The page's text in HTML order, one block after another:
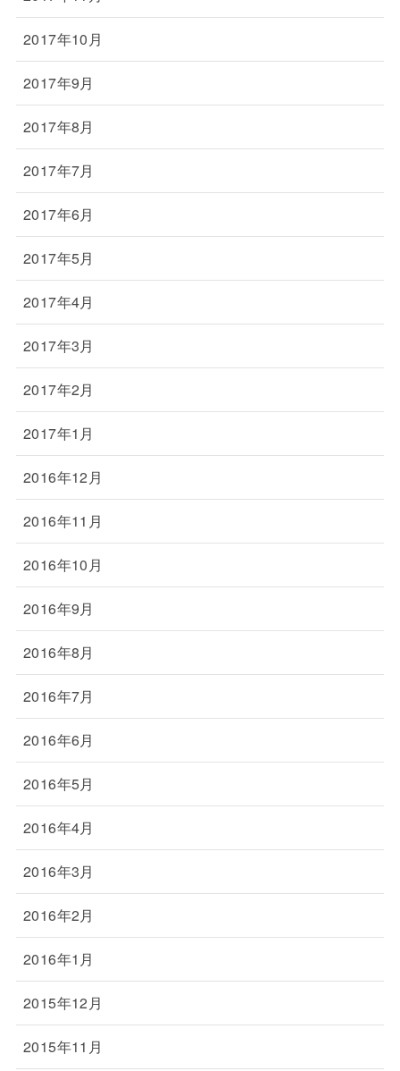
2017年10月
2017年9月
2017年8月
2017年7月
2017年6月
2017年5月
2017年4月
2017年3月
2017年2月
2017年1月
2016年12月
2016年11月
2016年10月
2016年9月
2016年8月
2016年7月
2016年6月
2016年5月
2016年4月
2016年3月
2016年2月
2016年1月
2015年12月
2015年11月